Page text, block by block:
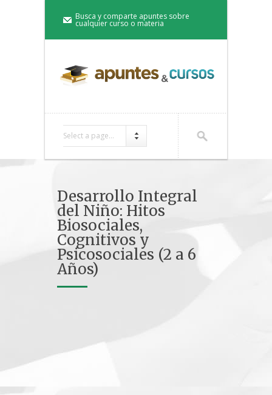
Busca y comparte apuntes sobre
cualquier curso o materia
Select a page...
Desarrollo Integral
del Niño: Hitos
Biosociales,
Cognitivos y
Psicosociales (2 a 6
Años)